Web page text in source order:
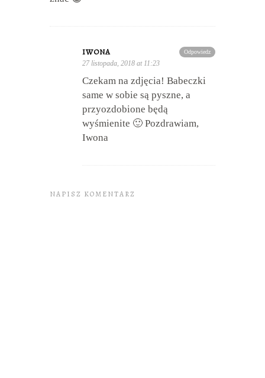
Odpowiedz
IWONA
27 listopada, 2018 at 11:23
Czekam na zdjęcia! Babeczki
same w sobie są pyszne, a
przyozdobione będą
wyśmienite 🙂 Pozdrawiam,
Iwona
NAPISZ KOMENTARZ